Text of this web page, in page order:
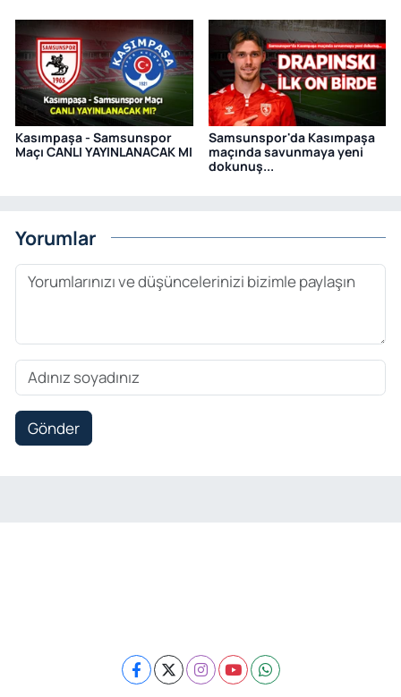
Kasımpaşa - Samsunspor
Maçı CANLI YAYINLANACAK MI
Samsunspor'da Kasımpaşa
maçında savunmaya yeni
dokunuş...
Yorumlar
Gönder